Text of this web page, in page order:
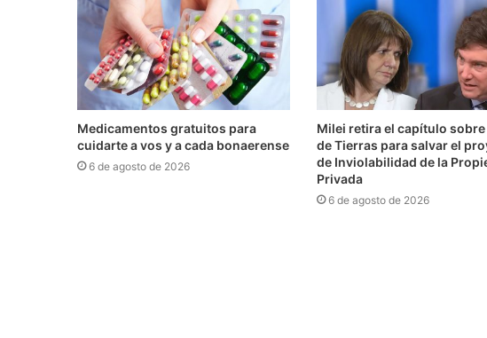
Medicamentos gratuitos para
cuidarte a vos y a cada bonaerense
6 de agosto de 2026
Milei retira el capítulo sobre
de Tierras para salvar el
de Inviolabilidad de la
Privada
6 de agosto de 2026